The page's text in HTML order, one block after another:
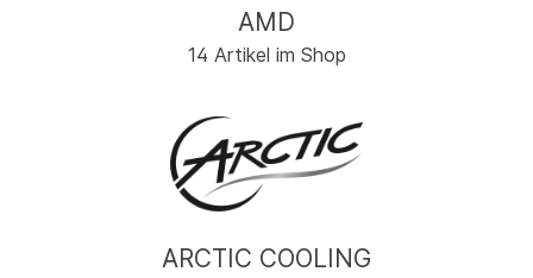
AMD
14 Artikel im Shop
ARCTIC COOLING